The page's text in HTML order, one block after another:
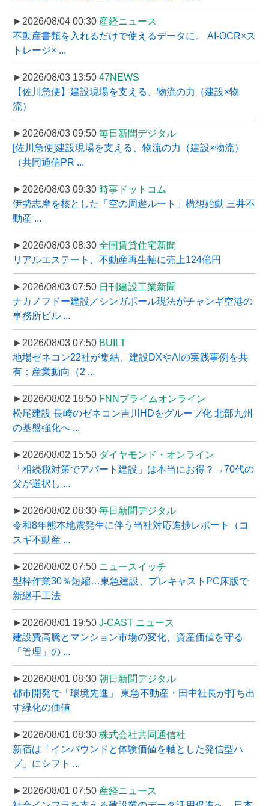
►2026/08/04 00:30 産経ニュース
不動産書類を入れるだけで使えるデータに。 AI-OCR×ス
トレージ× ...
►2026/08/03 13:50 47NEWS
【佐川急便】建設現場を支える、物流の力（建設×物
流）
►2026/08/03 09:50 毎日新聞デジタル
[佐川急便]建設現場を支える、物流の力（建設×物流）
（共同通信PR ...
►2026/08/03 09:30 時事ドットコム
伊勢志摩を核とした「空の周遊ルート」構想始動 三井不
動産 ...
►2026/08/03 08:30 全国賃貸住宅新聞
リアルエステート、不動産再生軸に売上124億円
►2026/08/03 07:50 日刊建設工業新聞
ナカノフドー建設／シンガポール現法がチャンギ空港の
事務所ビル ...
►2026/08/03 07:50 BUILT
地場ゼネコン22社が集結、建設DXやAIの実践事例を共
有：産業動向（2 ...
►2026/08/02 18:50 FNNプライムオンライン
松尾建設 長崎のゼネコン吉川HDをグループ化 北部九州
の基盤強化へ ...
►2026/08/02 15:50 ダイヤモンド・オンライン
「相続税対策でアパート建設」は本当にお得？→70代の
父が選択し ...
►2026/08/02 08:30 毎日新聞デジタル
令和8年熊本地震発生に伴う当社対応進捗レポート（コ
スギ不動産 ...
►2026/08/02 07:50 ニュースイッチ
型枠作業30％短縮…東急建設、プレキャストPC床版で
新継手工法
►2026/08/01 19:50 J-CAST ニュース
建設費高騰とマンション市場の変化、資産価値を守る
「管理」の ...
►2026/08/01 08:30 朝日新聞デジタル
都市開発で「環境先進」 東急不動産・田中社長が打ち出
す緑化の価値
►2026/08/01 08:30 株式会社共同通信社
新宿は「インバウンドと体験価値を軸とした発信型ハ
ブ」にシフト ...
►2026/08/01 07:50 産経ニュース